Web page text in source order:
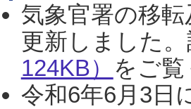
気象官署の移
更新しました。
124KB） をご
令和6年6月3日